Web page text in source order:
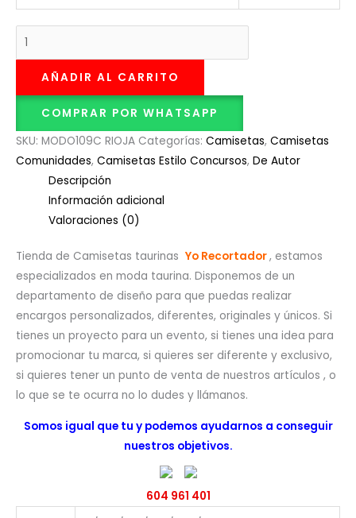
AÑADIR AL CARRITO
COMPRAR POR WHATSAPP
SKU: MODO109C RIOJA Categorías: Camisetas, Camisetas
Comunidades, Camisetas Estilo Concursos, De Autor
Descripción
Información adicional
Valoraciones (0)
Tienda de Camisetas taurinas Yo Recortador, estamos
especializados en moda taurina. Disponemos de un
departamento de diseño para que puedas realizar
encargos personalizados, diferentes, originales y únicos. Si
tienes un proyecto para un evento, si tienes una idea para
promocionar tu marca, si quieres ser diferente y exclusivo,
si quieres tener un punto de venta de nuestros artículos , o
lo que se te ocurra no lo dudes y llámanos.
Somos igual que tu y podemos ayudarnos a conseguir
nuestros objetivos.
604 961 401